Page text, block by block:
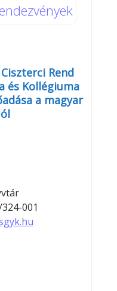
Rend
és Kollégiuma
a magyar
001